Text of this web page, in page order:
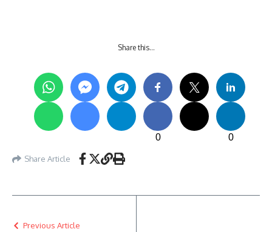
Share this…
0 0
Share Article
Previous Article